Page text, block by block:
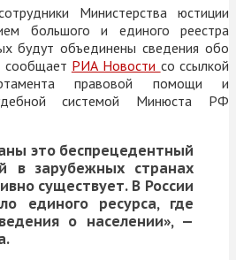
Министерства юстиции
большого и единого реестра
будут объединены сведения обо
сообщает РИА Новости со ссылкой
правовой помощи и
системой Минюста РФ
это беспрецедентный
в зарубежных странах
существует. В России
единого ресурса, где
о населении», —